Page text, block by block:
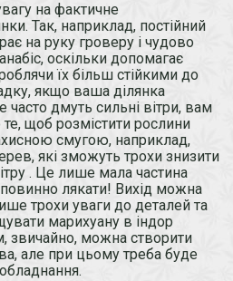
на фактичне
Так, наприклад, постійний
на руку гроверу і чудово
оскільки допомагає
їх більш стійкими до
якщо ваша ділянка
часто дмуть сильні вітри, вам
щоб розмістити рослини
смугою, наприклад,
які зможуть трохи знизити
. Це лише мала частина
лякати! Вихід можна
трохи уваги до деталей та
марихуану в індор
звичайно, можна створити
але при цьому треба буде